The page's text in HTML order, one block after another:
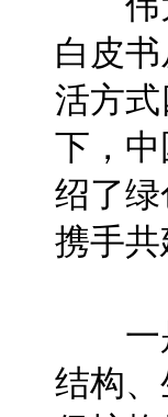
白皮
活方
下，
绍了
携手
一是
结构